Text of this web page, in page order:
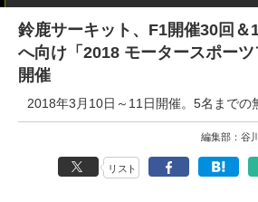
鈴鹿サーキット、F1開催30回＆
へ向け「2018 モータースポーツ
開催
2018年3月10日～11日開催。5名までの
編集部：谷
リスト